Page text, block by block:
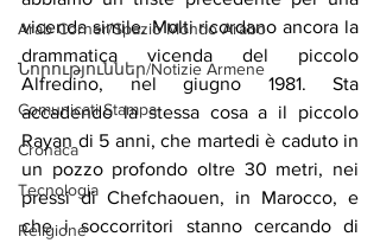
Arab Corner/Spazio Mondo Arabo
Նորություններ/Notizie Armene
Comunicati Stampa
Cronaca
Tecnologia
Religione
vicenda simile. Molti ricordano ancora la
drammatica vicenda del piccolo
Alfredino, nel giugno 1981. Sta
accadendo la stessa cosa a il piccolo
Rayan di 5 anni, che martedi è caduto in
un pozzo profondo oltre 30 metri, nei
pressi di Chefchaouen, in Marocco, e
che i soccorritori stanno cercando di